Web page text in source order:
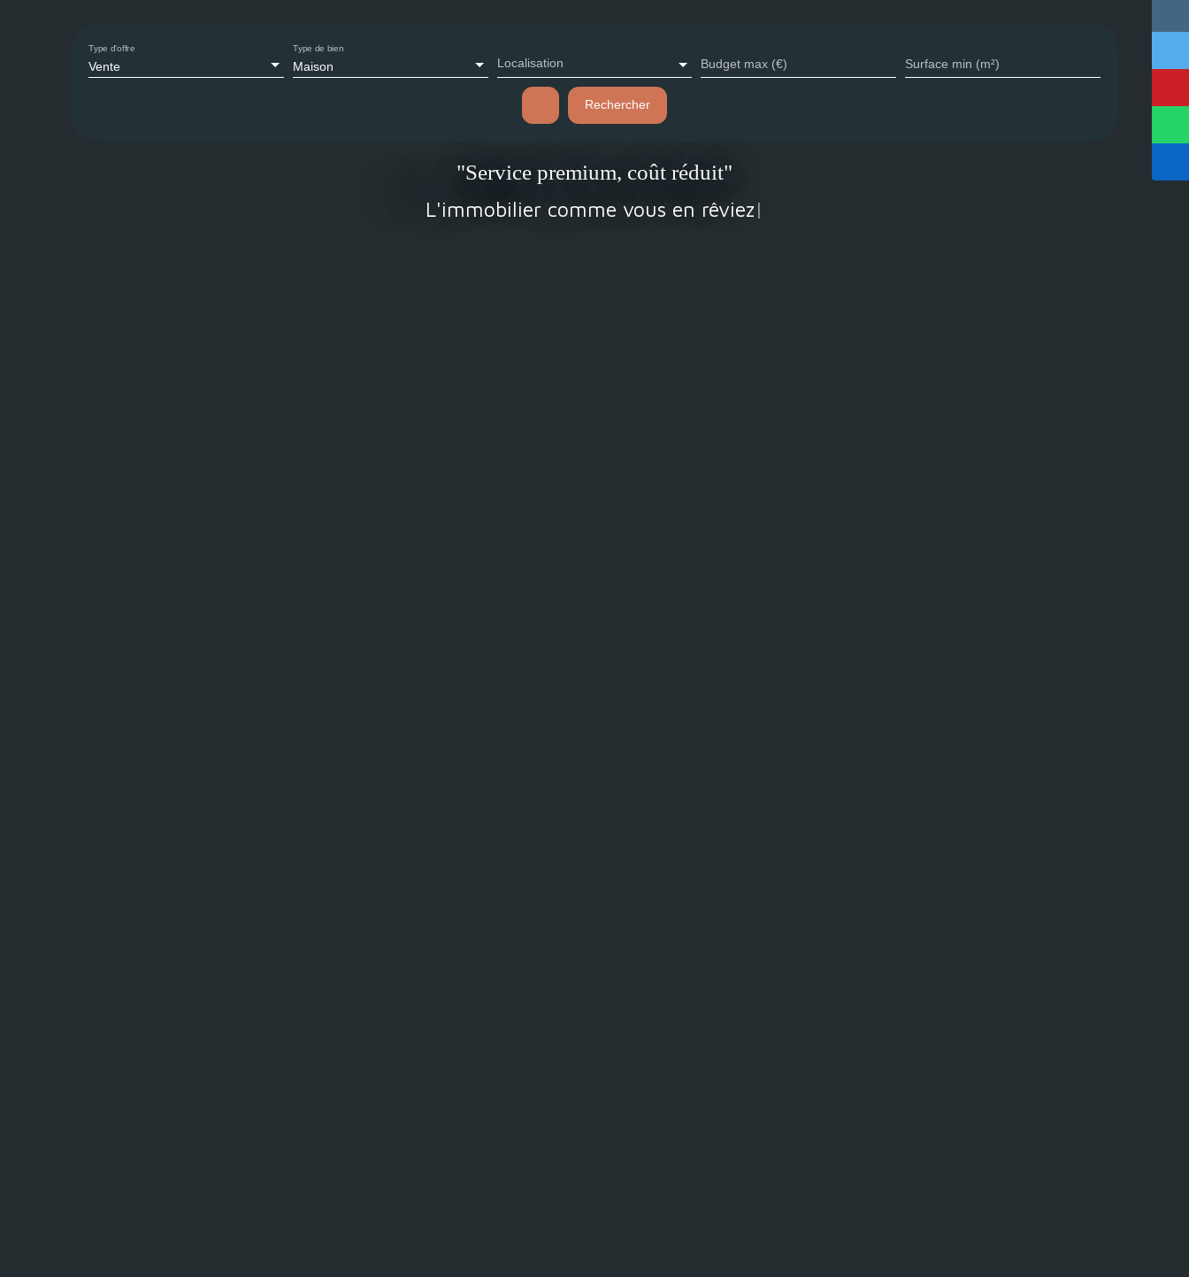
Vente
Type d'offre
Maison
Type de bien
Localisation Budget max (€) Surface min (m²)
Rechercher
"Service premium, coût réduit"
L'immobilier comme vous en rêviez !